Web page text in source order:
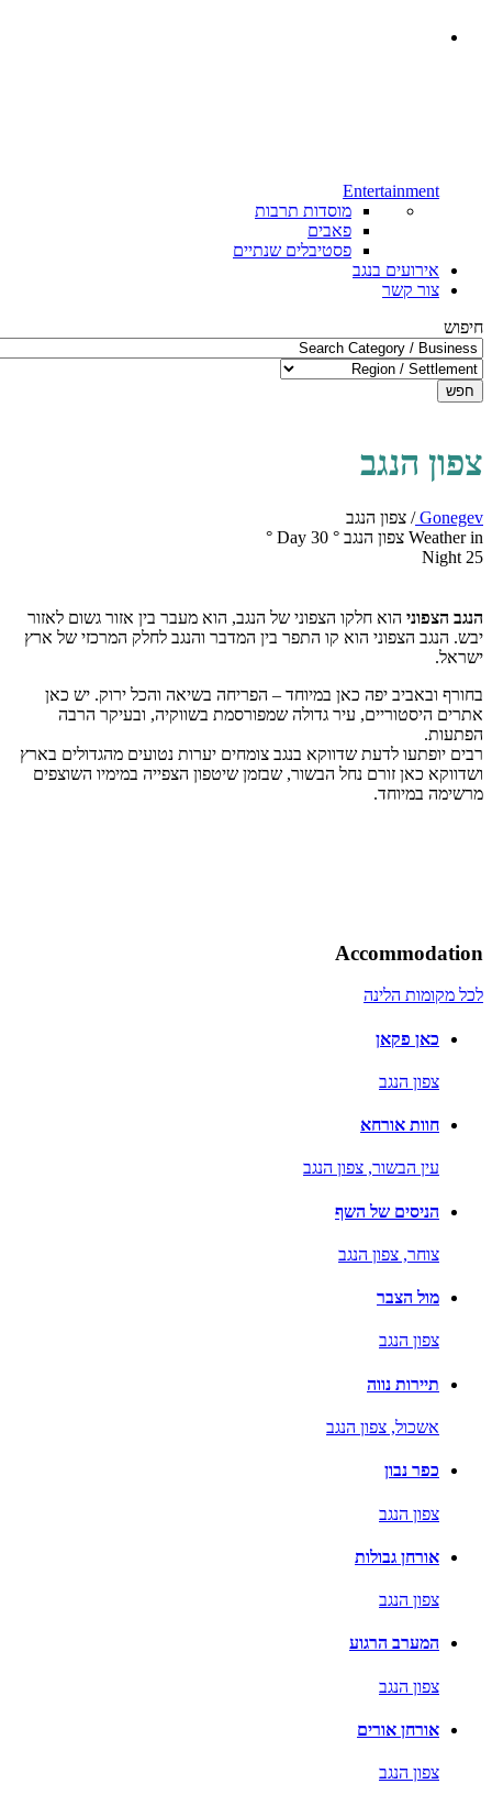
Entertainment
מוסדות תרבות
פאבים
פסטיבלים שנתיים
אירועים בנגב
צור קשר
חיפוש
חפש
צפון הנגב
Gonegev
/ צפון הנגב
Weather in צפון הנגב
°
30
Day
°
25
Night
הנגב הצפוני הוא חלקו הצפוני של הנגב, הוא מעבר בין אזור גשום לאזור
יבש. הנגב הצפוני הוא קו התפר בין המדבר והנגב לחלק המרכזי של ארץ
ישראל.
בחורף ובאביב יפה כאן במיוחד – הפריחה בשיאה והכל ירוק. יש כאן
אתרים היסטוריים, עיר גדולה שמפורסמת בשווקיה, ובעיקר הרבה
הפתעות.
רבים יופתעו לדעת שדווקא בנגב צומחים יערות נטועים מהגדולים בארץ
ושדווקא כאן זורם נחל הבשור, שבזמן שיטפון הצפייה במימיו השוצפים
מרשימה במיוחד.
Accommodation
לכל מקומות הלינה
כאן פקאן
צפון הנגב
חוות אורחא
עין הבשור, צפון הנגב
הניסים של השף
צוחר, צפון הנגב
מול הצבר
צפון הנגב
תיירות נווה
אשכול, צפון הנגב
כפר נבון
צפון הנגב
אורחן גבולות
צפון הנגב
המערב הרגוע
צפון הנגב
אורחן אורים
צפון הנגב